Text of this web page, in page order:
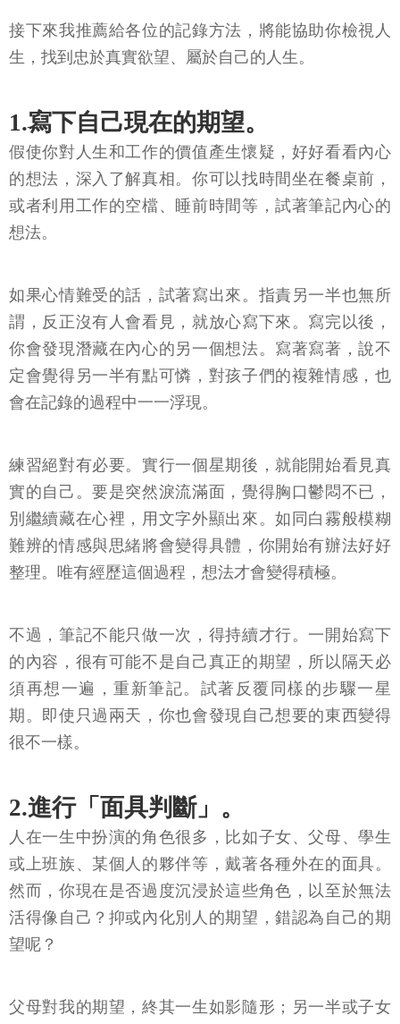
接下來我推薦給各位的記錄方法，將能協助你檢視人
生，找到忠於真實欲望、屬於自己的人生。
1.寫下自己現在的期望。
假使你對人生和工作的價值產生懷疑，好好看看內心
的想法，深入了解真相。你可以找時間坐在餐桌前，
或者利用工作的空檔、睡前時間等，試著筆記內心的
想法。
如果心情難受的話，試著寫出來。指責另一半也無所
謂，反正沒有人會看見，就放心寫下來。寫完以後，
你會發現潛藏在內心的另一個想法。寫著寫著，說不
定會覺得另一半有點可憐，對孩子們的複雜情感，也
會在記錄的過程中一一浮現。
練習絕對有必要。實行一個星期後，就能開始看見真
實的自己。要是突然淚流滿面，覺得胸口鬱悶不已，
別繼續藏在心裡，用文字外顯出來。如同白霧般模糊
難辨的情感與思緒將會變得具體，你開始有辦法好好
整理。唯有經歷這個過程，想法才會變得積極。
不過，筆記不能只做一次，得持續才行。一開始寫下
的內容，很有可能不是自己真正的期望，所以隔天必
須再想一遍，重新筆記。試著反覆同樣的步驟一星
期。即使只過兩天，你也會發現自己想要的東西變得
很不一樣。
2.進行「面具判斷」。
人在一生中扮演的角色很多，比如子女、父母、學生
或上班族、某個人的夥伴等，戴著各種外在的面具。
然而，你現在是否過度沉浸於這些角色，以至於無法
活得像自己？抑或內化別人的期望，錯認為自己的期
望呢？
父母對我的期望，終其一生如影隨形；另一半或子女